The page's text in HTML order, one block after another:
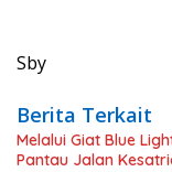
Sby
Berita Terkait
Melalui Giat Blue
Pantau Jalan